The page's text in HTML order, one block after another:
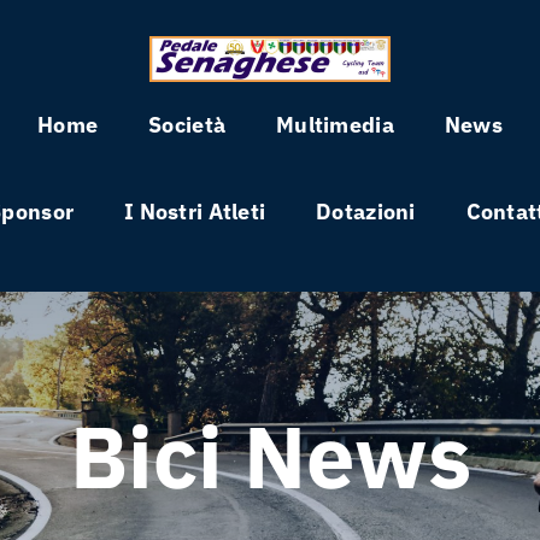
Home Società Multimedia News
I Nostri Atleti Dotazioni
Bici News